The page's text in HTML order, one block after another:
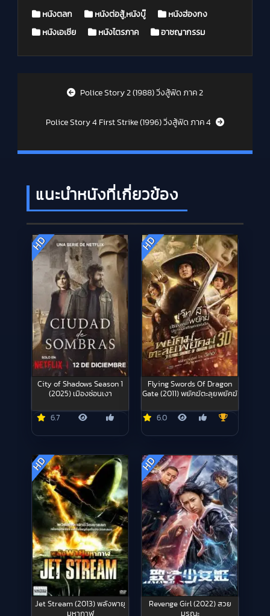
Posted in
หนังตลก หนังต่อสู้,หนังบู๊ หนังฮ่องกง
หนังเอเชีย หนังไตรภาค อาชญากรรม
Post navigationPolice Story 2 (1988) วิ่งสู้ฟัด ภาค 2
Police Story 4 First Strike (1996) วิ่งสู้ฟัด ภาค 4
แนะนำหนังที่เกี่ยวข้อง
HD
City of Shadows Season 1
(2025) เมืองซ่อนเงา
6.7
HD
Flying Swords Of Dragon
Gate (2011) พยัคฆ์ตะลุยพยัคฆ์
6.0
HD
Jet Stream (2013) พลังพายุ
มหากาฬ
HD
Revenge Girl (2022) สวย
มรณะ